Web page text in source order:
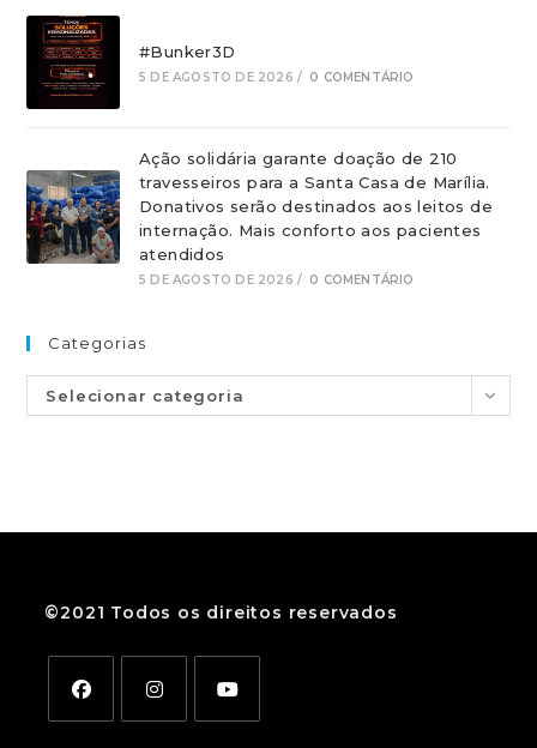
#Bunker3D
5 DE AGOSTO DE 2026 / 0 COMENTÁRIO
Ação solidária garante doação de 210
travesseiros para a Santa Casa de Marília.
Donativos serão destinados aos leitos de
internação. Mais conforto aos pacientes
atendidos
5 DE AGOSTO DE 2026 / 0 COMENTÁRIO
Categorias
Selecionar categoria
©2021 Todos os direitos reservados